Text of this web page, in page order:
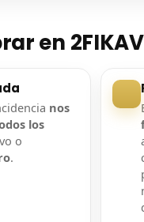
en
nos
los
o
.